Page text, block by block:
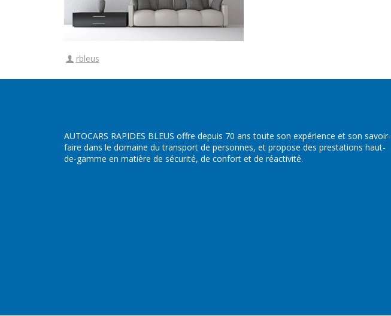
rbleus
AUTOCARS RAPIDES BLEUS offre depuis 70 ans toute son expérience et son savoir-
faire dans le domaine du transport de personnes, et propose des prestations haut-
de-gamme en matière de sécurité, de confort et de réactivité.